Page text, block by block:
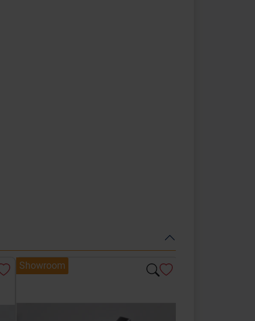
Showroom